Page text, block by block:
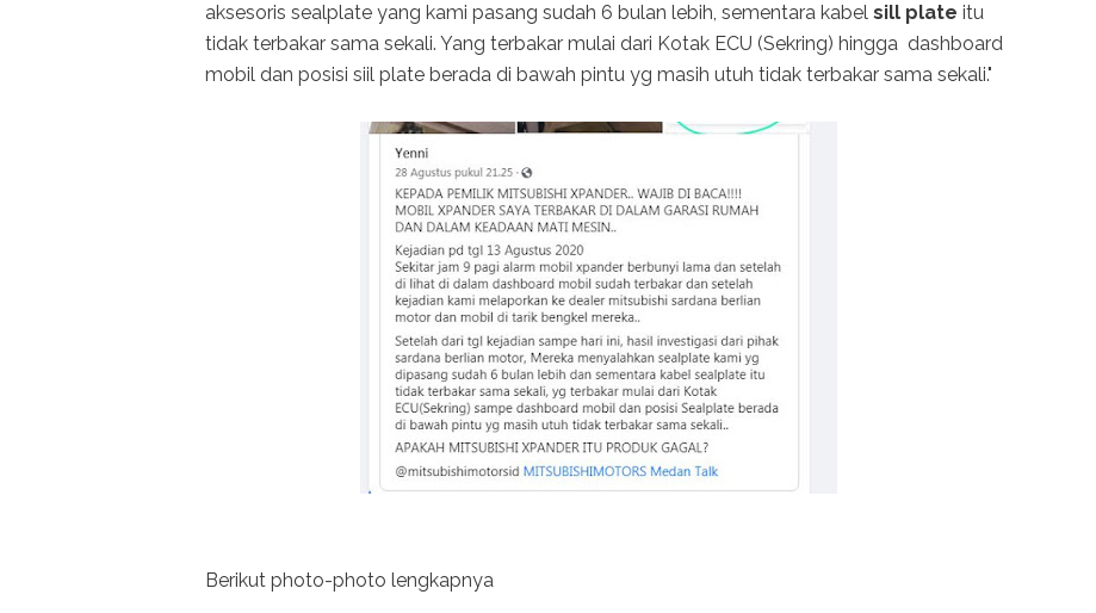
aksesoris sealplate yang kami pasang sudah 6 bulan lebih, sementara kabel sill plate itu
tidak terbakar sama sekali. Yang terbakar mulai dari Kotak ECU (Sekring) hingga dashboard
mobil dan posisi siil plate berada di bawah pintu yg masih utuh tidak terbakar sama sekali."
Berikut photo-photo lengkapnya